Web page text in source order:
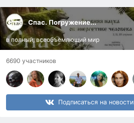
Спас. Погружение...
в полный, всеобъемлющий мир
6690 участников
Подписаться на новости